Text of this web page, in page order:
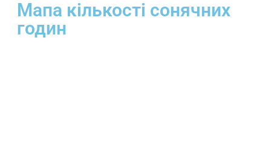
Мапа кількості сонячних
годин